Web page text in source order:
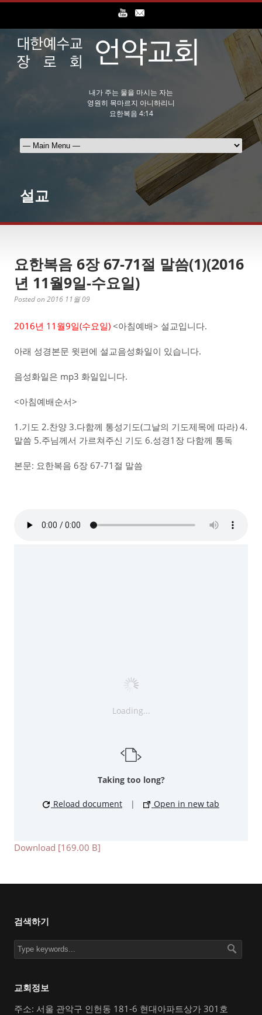
내가 주는 물을 마시는 자는
영원히 목마르지 아니하리니
요한복음 4:14
설교
요한복음 6장 67-71절 말씀(1)(2016
년 11월9일-수요일)
Posted on 2016 11월 09
2016년 11월9일(수요일) <아침예배> 설교입니다.
아래 성경본문 윗편에 설교음성화일이 있습니다.
음성화일은 mp3 화일입니다.
<아침예배순서>
1.기도 2.찬양 3.다함께 통성기도(그날의 기도제목에 따라) 4.
말씀 5.주님께서 가르쳐주신 기도 6.성경1장 다함께 통독
본문: 요한복음 6장 67-71절 말씀
Loading...
Taking too long?
Reload document | Open in new tab
Download [169.00 B]
검색하기
교회정보
주소: 서울 관악구 인헌동 181-6 현대아파트상가 301호